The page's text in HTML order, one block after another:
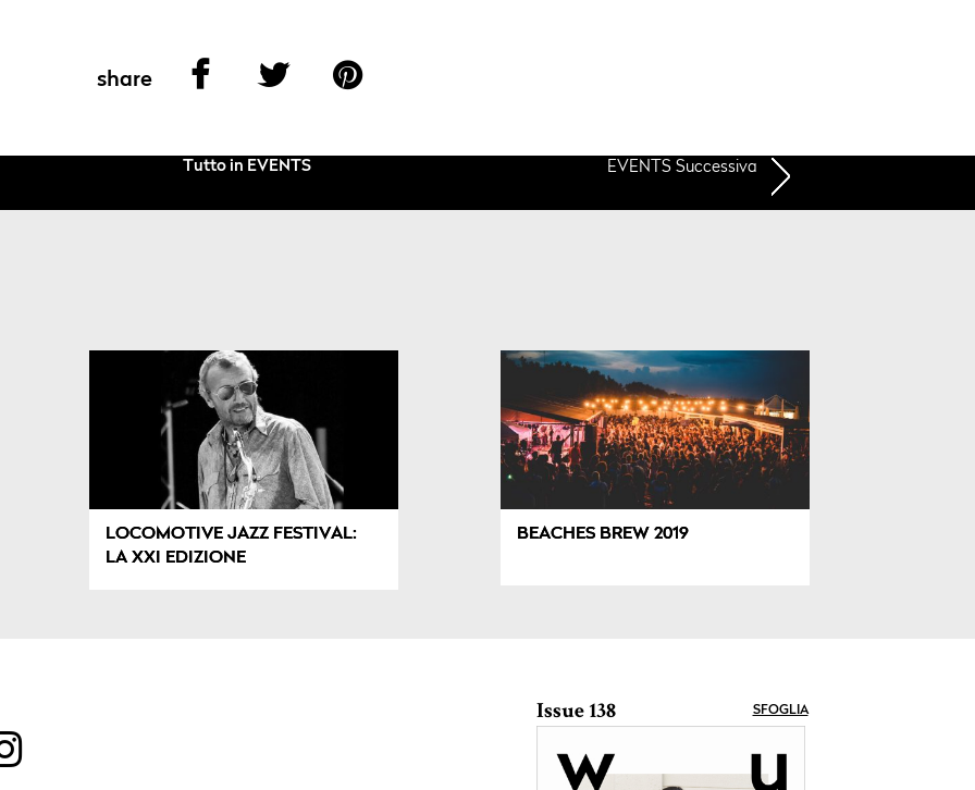
share
Tutto in EVENTS EVENTS Successiva
LOCOMOTIVE JAZZ FESTIVAL:
LA XXI EDIZIONE
BEACHES BREW 2019
Issue 138 SFOGLIA